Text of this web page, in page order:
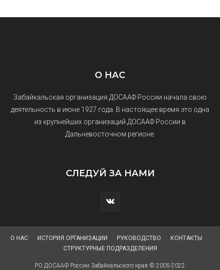
О НАС
Забайкальская организация ДОСААФ России начала свою
деятельность в июне 1927 года. В настоящее время это одна
из крупнейших организаций ДОСААФ России в
Дальневосточном регионе.
СЛЕДУЙ ЗА НАМИ
О НАС ИСТОРИЯ ОРГАНИЗАЦИИ РУКОВОДСТВО
КОНТАКТЫ
СТРУКТУРНЫЕ ПОДРАЗДЕЛЕНИЯ
РО ДОСААФ России Забайкальского края © 2005-2022